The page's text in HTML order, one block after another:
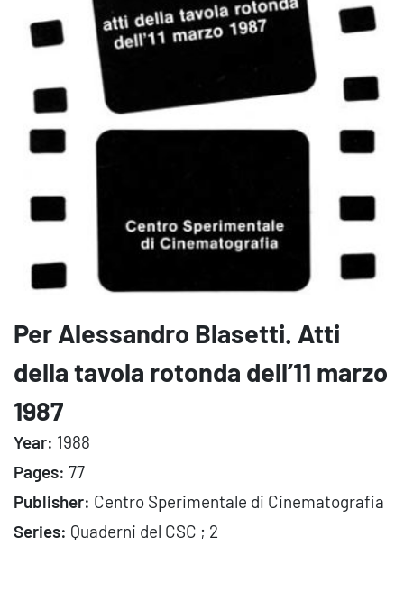
Per Alessandro Blasetti. Atti
della tavola rotonda dell’11 marzo
1987
Year: 1988
Pages: 77
Publisher: Centro Sperimentale di Cinematografia
Series: Quaderni del CSC ; 2